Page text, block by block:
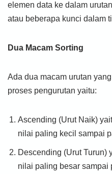
elemen data ke dalam
atau beberapa kunci dalam
Dua Macam Sorting
Ada dua macam urutan
proses pengurutan yaitu:
Ascending (Urut Naik)
nilai paling kecil sampai
Descending (Urut Turun)
nilai paling besar sampai